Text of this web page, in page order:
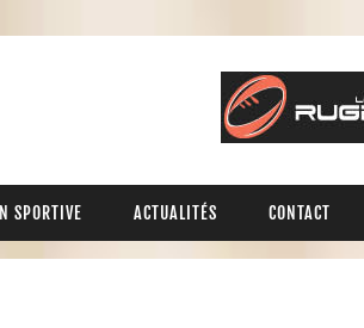
SPORTIVE ACTUALITÉS CONTACT